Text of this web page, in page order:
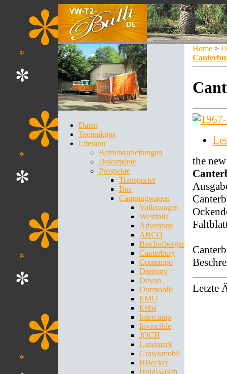
Daten
Techniktips
Literatur
Betriebsanleitungen
Dokumente
Prospekte
Transporter
Bus
Campingwagen
Volkswagen
Westfalia
Adventure
ARCO
Bischofberger
Canterbury
Contempo
Danbury
Devon
Dormobile
EMU
Eriba
Intercamp
Invincible
JOCH
Landmark
Grawomobil
HBecker
Holdsworth
Home >
the new
Letzte